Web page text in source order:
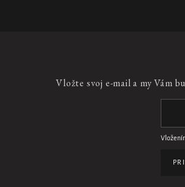
sa olej premení na hodvábne hladkú penu, ktorá
tak, aby mal iný vplyv na váš život. Vieme, aký
Vložte svoj e-mail a my Vám